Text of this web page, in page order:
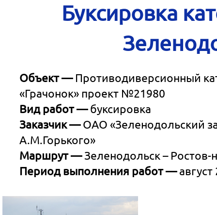
Буксировка
Объект — Противодиверсионный
«Грачонок» проект №21980
Вид работ — буксировка
Заказчик — ОАО «Зеленодольский
А.М.Горького»
Маршрут —Зеленодольск – Ростов-
Период выполнения работ — август